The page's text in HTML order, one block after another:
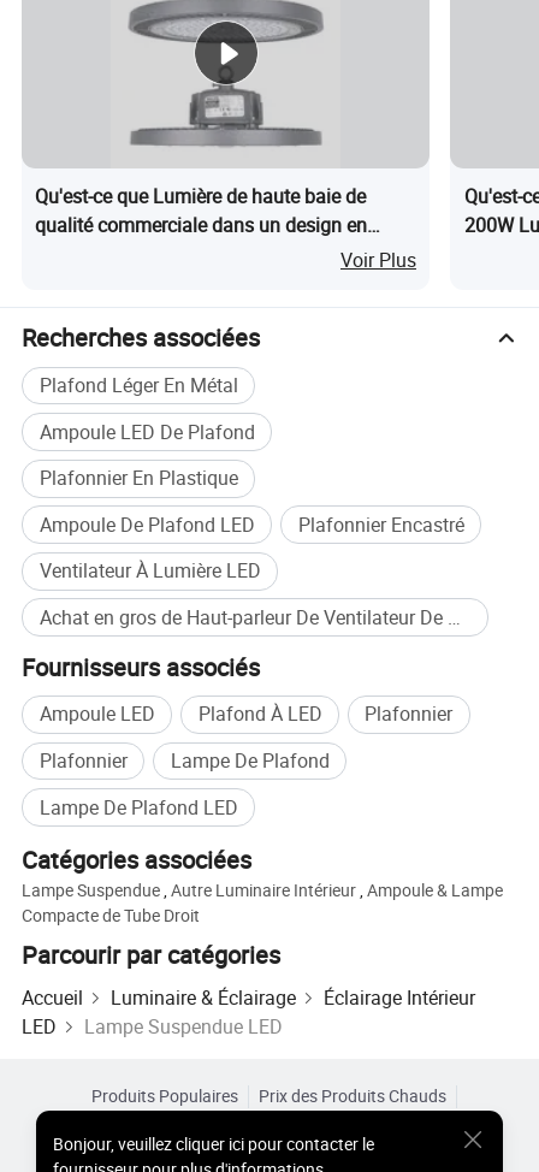
Qu'est-ce que Lumière de haute baie de
qualité commerciale dans un design en
Voir Plus
Qu'est-
200W
Recherches associées
Plafond Léger En Métal
Ampoule LED De Plafond
Plafonnier En Plastique
Ampoule De Plafond LED
Plafonnier Encastré
Ventilateur À Lumière LED
Achat en gros de Haut-parleur De Ventilateur De Plafond
Fournisseurs associés
Ampoule LED Plafond À LED
Plafonnier
Plafonnier
Lampe De Plafond
Lampe De Plafond LED
Catégories associées
Lampe Suspendue,Autre Luminaire Intérieur,Ampoule & Lampe
Compacte de Tube Droit
Parcourir par catégories
Accueil Luminaire & Éclairage
Éclairage Intérieur
LED
Lampe Suspendue LED
Bonjour,veuillez cliquer ici pour contacter le
Produits Populaires
Prix des Produits Chauds
Site PC
Aperçus